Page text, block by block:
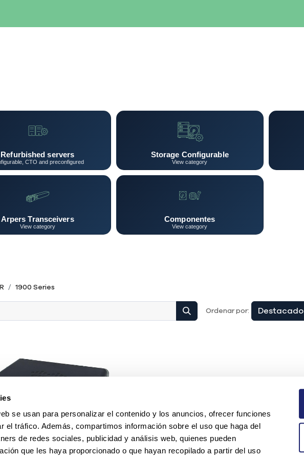
se usan para personalizar el contenido y los anuncios, ofrecer funciones
el tráfico. Además, compartimos información sobre el uso que haga del
de redes sociales, publicidad y análisis web, quienes pueden
que les haya proporcionado o que hayan recopilado a partir del uso
Refurbished servers
CTO and preconfigured
Storage Configurable
View category
Arpers Transceivers
View category
Componentes
View category
1900 Series
Ordenar por: Destacado